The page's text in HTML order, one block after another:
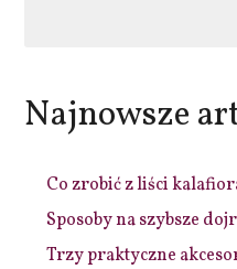
Najnowsze
Co zrobić z liści
Sposoby na szybsze
Trzy praktyczne